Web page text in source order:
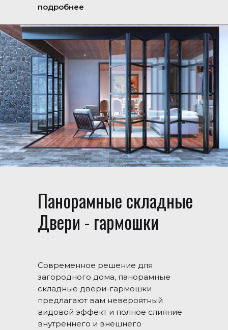
подробнее
Панорамные складные
Двери - гармошки
Современное решение для
загородного дома, панорамные
складные двери-гармошки
предлагают вам невероятный
видовой эффект и полное слияние
внутреннего и внешнего